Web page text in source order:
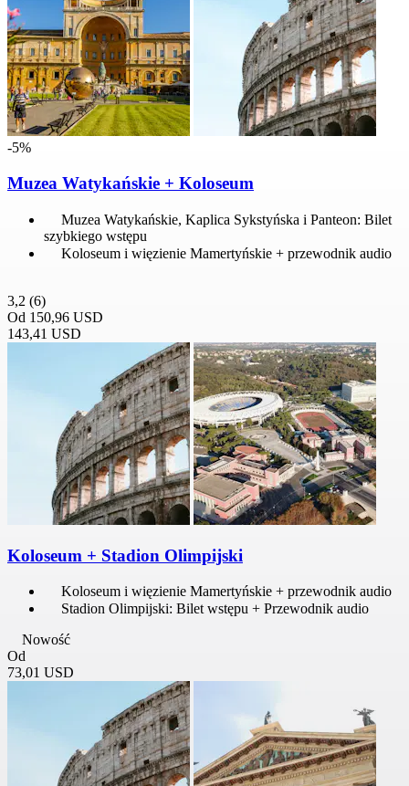
-5%
Muzea Watykańskie + Koloseum
Muzea Watykańskie, Kaplica Sykstyńska i Panteon: Bilet
szybkiego wstępu
Koloseum i więzienie Mamertyńskie + przewodnik audio
3,2 (6)
Od 150,96 USD
143,41 USD
Koloseum + Stadion Olimpijski
Koloseum i więzienie Mamertyńskie + przewodnik audio
Stadion Olimpijski: Bilet wstępu + Przewodnik audio
Nowość
Od
73,01 USD